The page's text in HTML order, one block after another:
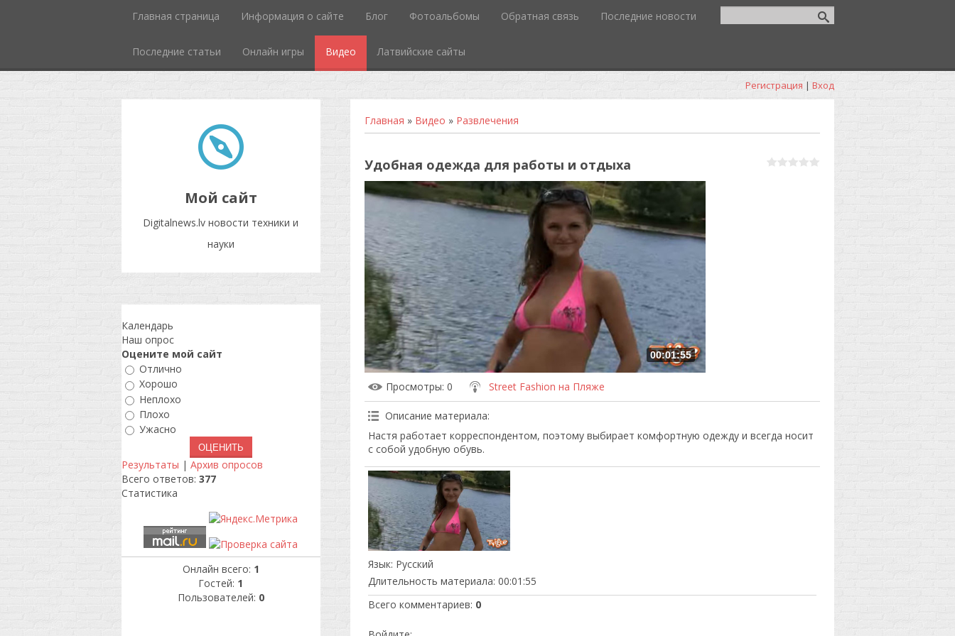
Главная страница Информация о сайте Блог Фотоальбомы Обратная связь Последние новости
Последние статьи Онлайн игры Видео Латвийские сайты
Регистрация | Вход
Мой сайт
Digitalnews.lv новости техники и
науки
Главная » Видео » Развлечения
Удобная одежда для работы и отдыха
00:01:55
Просмотры: 0 Street Fashion на Пляже
Описание материала:
Настя работает корреспондентом, поэтому выбирает комфортную одежду и всегда носит
с собой удобную обувь.
Язык: Русский
Длительность материала: 00:01:55
Всего комментариев: 0
Календарь
Наш опрос
Оцените мой сайт
Отлично
Хорошо
Неплохо
Плохо
Ужасно
Результаты | Архив опросов
Всего ответов: 377
Статистика
Онлайн всего: 1
Гостей: 1
Пользователей: 0